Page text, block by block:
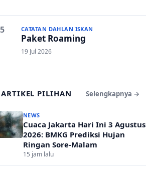
CATATAN DAHLAN ISKAN
Paket Roaming
19 Jul 2026
ARTIKEL PILIHAN Selengkapnya →
NEWS
Cuaca Jakarta Hari Ini 3 Agustus
2026: BMKG Prediksi Hujan
Ringan Sore-Malam
15 jam lalu